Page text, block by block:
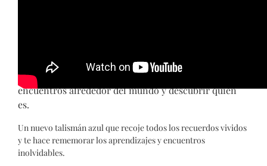
de los descubrimientos y lasconexiones, para una
mujer de mente abierta, dispuesta a vivir nuevos
encuentros alrededor del mundo y descubrir quién
es.
Un nuevo talismán azul que recoje todos los recuerdos vividos
y te hace rememorar los aprendizajes y encuentros
inolvidables.